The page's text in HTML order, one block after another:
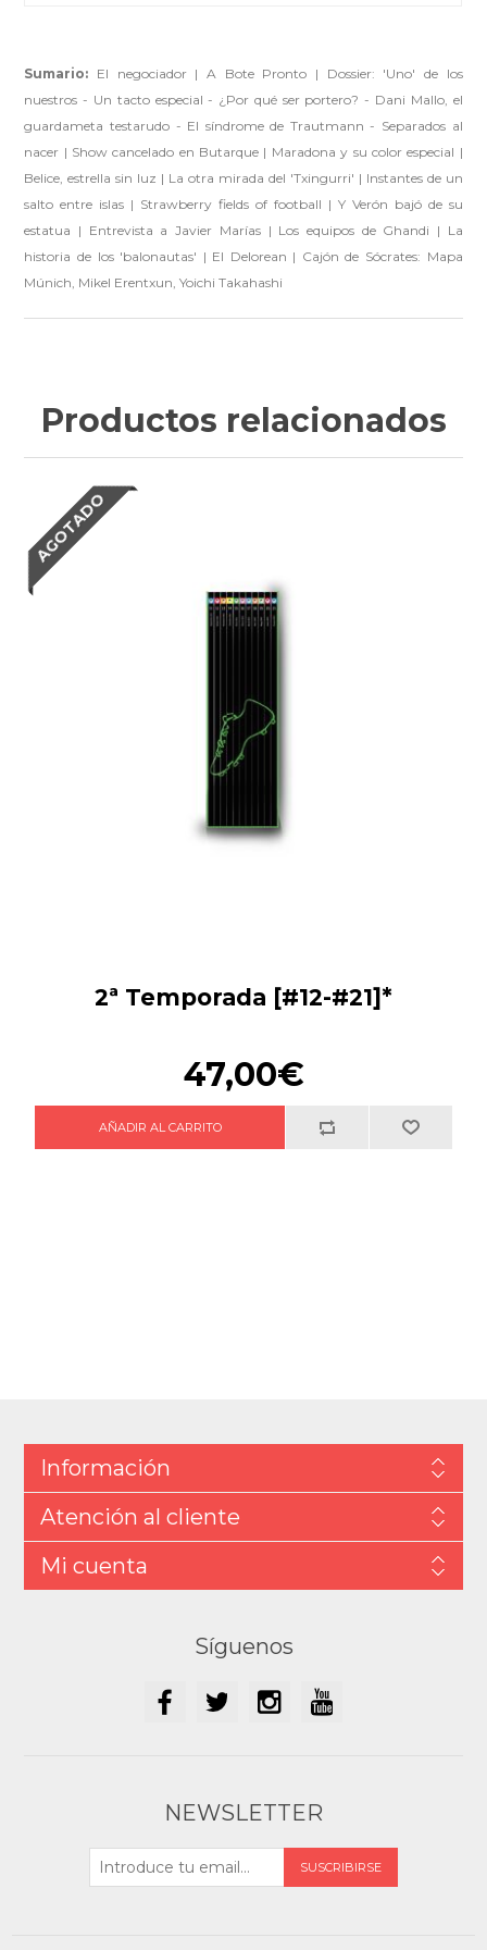
Sumario: El negociador | A Bote Pronto | Dossier: 'Uno' de los
nuestros - Un tacto especial - ¿Por qué ser portero? - Dani Mallo, el
guardameta testarudo - El síndrome de Trautmann - Separados al
nacer | Show cancelado en Butarque | Maradona y su color especial |
Belice, estrella sin luz | La otra mirada del 'Txingurri' | Instantes de un
salto entre islas | Strawberry fields of football | Y Verón bajó de su
estatua | Entrevista a Javier Marías | Los equipos de Ghandi | La
historia de los 'balonautas' | El Delorean | Cajón de Sócrates: Mapa
Múnich, Mikel Erentxun, Yoichi Takahashi
Productos relacionados
AGOTADO
2ª Temporada [#12-#21]*
47,00€
Información
Atención al cliente
Mi cuenta
Síguenos
NEWSLETTER